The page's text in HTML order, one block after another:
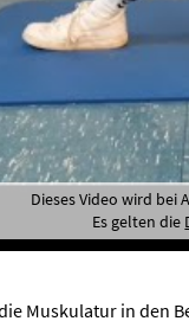
Dieses Video wird bei
Es gelten die
Muskulatur in den